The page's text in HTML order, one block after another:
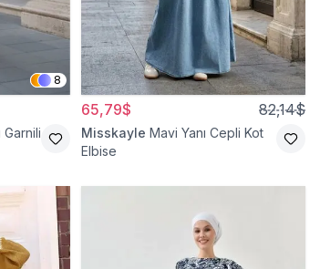
8
Garnili
65,79$ 82,14$
Misskayle Mavi Yanı Cepli Kot
Elbise